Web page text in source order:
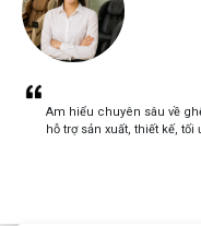
Am hiểu chuyên sâu về
hỗ trợ sản xuất, thiết kế,